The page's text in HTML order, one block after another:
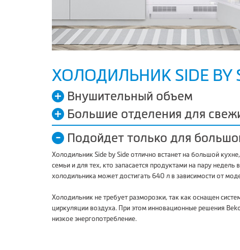
ХОЛОДИЛЬНИК SIDE BY
Внушительный объем
Большие отделения для
Подойдет только для
Холодильник Side by Side отлично встанет на большой
семьи и для тех, кто запасается продуктами на пару недель
холодильника может достигать 640 л в зависимости от
Холодильник не требует разморозки, так как оснащен
циркуляции воздуха. При этом инновационные решения
низкое энергопотребление.